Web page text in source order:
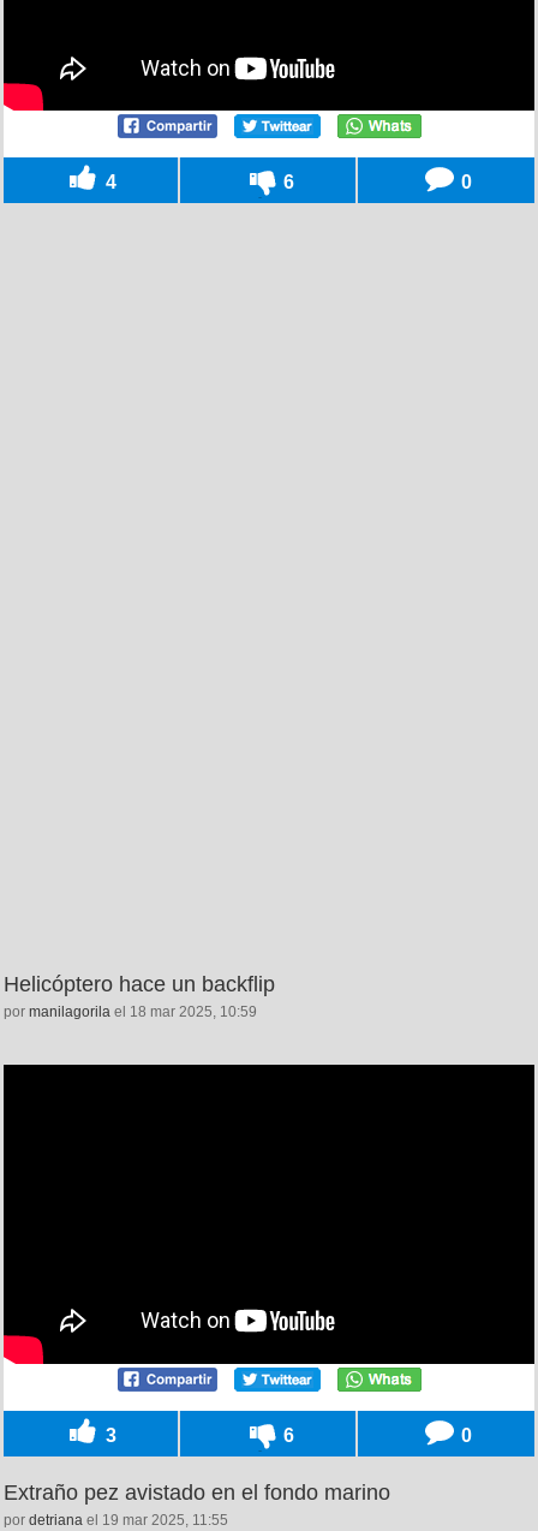
4 6 0
Helicóptero hace un backflip
por manilagorila el 18 mar 2025, 10:59
3 6 0
Extraño pez avistado en el fondo marino
por detriana el 19 mar 2025, 11:55